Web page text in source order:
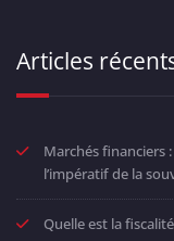
Articles
Marchés financiers
l’impératif de la
Quelle est la